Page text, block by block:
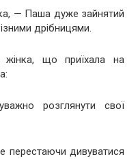
— Паша дуже зайнятий
дрібницями.
жінка, що приїхала на
розглянути свої
дивуватися